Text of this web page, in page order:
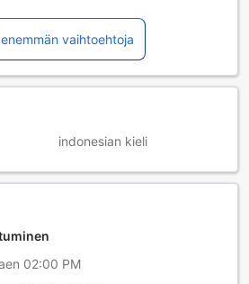
vaihtoehtoja
indonesian kieli
02:00 PM